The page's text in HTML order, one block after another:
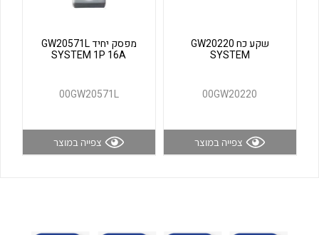
לכל מוצרי היצרן לכל מוצרי היצרן
שקע כח GW20220
SYSTEM
00GW20220
צפייה במוצר
מפסק יחיד GW20571L
SYSTEM 1P 16A
00GW20571L
צפייה במוצר